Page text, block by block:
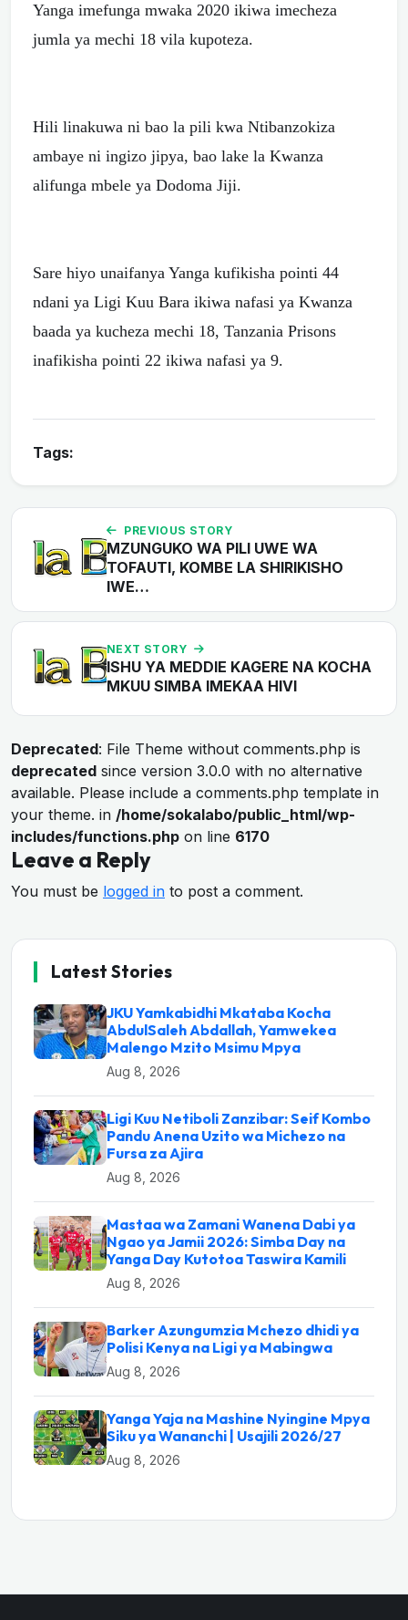
Yanga imefunga mwaka 2020 ikiwa imecheza
jumla ya mechi 18 vila kupoteza.
Hili linakuwa ni bao la pili kwa Ntibanzokiza
ambaye ni ingizo jipya, bao lake la Kwanza
alifunga mbele ya Dodoma Jiji.
Sare hiyo unaifanya Yanga kufikisha pointi 44
ndani ya Ligi Kuu Bara ikiwa nafasi ya Kwanza
baada ya kucheza mechi 18, Tanzania Prisons
inafikisha pointi 22 ikiwa nafasi ya 9.
Tags:
PREVIOUS STORY
MZUNGUKO WA PILI UWE WA
TOFAUTI, KOMBE LA SHIRIKISHO
IWE…
NEXT STORY
ISHU YA MEDDIE KAGERE NA KOCHA
MKUU SIMBA IMEKAA HIVI
Deprecated: File Theme without comments.php is
deprecated since version 3.0.0 with no alternative
available. Please include a comments.php template in
your theme. in /home/sokalabo/public_html/wp-
includes/functions.php on line 6170
Leave a Reply
You must be logged in to post a comment.
Latest Stories
JKU Yamkabidhi Mkataba Kocha
AbdulSaleh Abdallah, Yamwekea
Malengo Mzito Msimu Mpya
Aug 8, 2026
Ligi Kuu Netiboli Zanzibar: Seif Kombo
Pandu Anena Uzito wa Michezo na
Fursa za Ajira
Aug 8, 2026
Mastaa wa Zamani Wanena Dabi ya
Ngao ya Jamii 2026: Simba Day na
Yanga Day Kutotoa Taswira Kamili
Aug 8, 2026
Barker Azungumzia Mchezo dhidi ya
Polisi Kenya na Ligi ya Mabingwa
Aug 8, 2026
Yanga Yaja na Mashine Nyingine Mpya
Siku ya Wananchi | Usajili 2026/27
Aug 8, 2026